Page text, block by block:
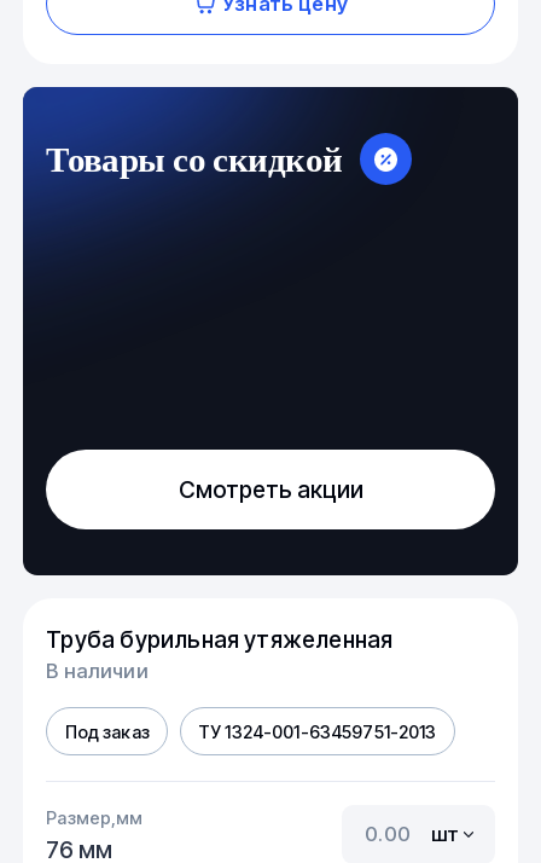
Товары со скидкой
Смотреть акции
Труба бурильная утяжеленная
В наличии
Под заказ ТУ 1324-001-63459751-2013
Размер,мм
76 мм
шт